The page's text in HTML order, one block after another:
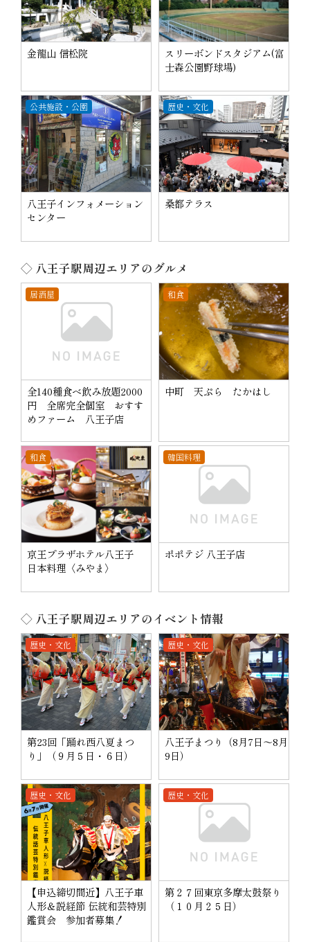
金龍山 信松院
スリーボンドスタジアム(富
士森公園野球場)
公共施設・公園
八王子インフォメーション
センター
歴史・文化
桑都テラス
◇ 八王子駅周辺エリアのグルメ
居酒屋
全140種食べ飲み放題2000
円 全席完全個室 おすす
めファーム 八王子店
和食
中町 天ぷら たかはし
和食
京王プラザホテル八王子
日本料理〈みやま〉
韓国料理
ポポテジ 八王子店
◇ 八王子駅周辺エリアのイベント情報
歴史・文化
第23回「踊れ西八夏まつ
り」（９月５日・６日）
歴史・文化
八王子まつり（8月7日～8月
9日）
歴史・文化
【申込締切間近】八王子車
人形＆説経節 伝統和芸特別
鑑賞会 参加者募集！
歴史・文化
第２７回東京多摩太鼓祭り
（１０月２５日）